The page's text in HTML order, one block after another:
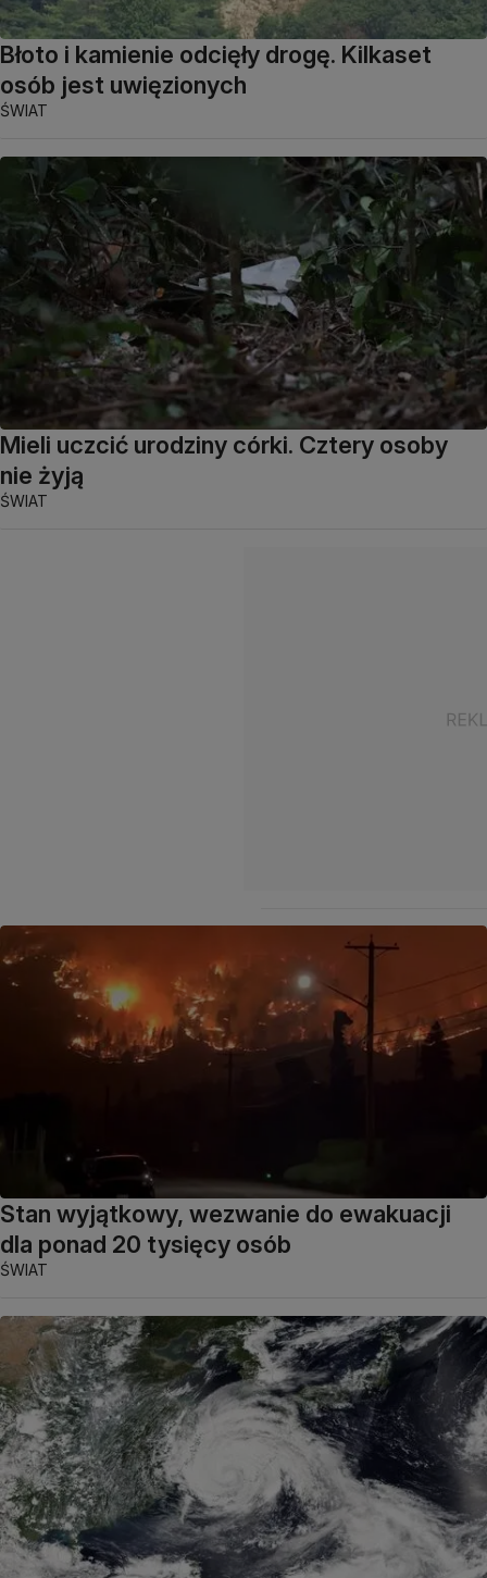
Błoto i kamienie odcięły drogę. Kilkaset
osób jest uwięzionych
ŚWIAT
Mieli uczcić urodziny córki. Cztery osoby
nie żyją
ŚWIAT
Stan wyjątkowy, wezwanie do ewakuacji
dla ponad 20 tysięcy osób
ŚWIAT